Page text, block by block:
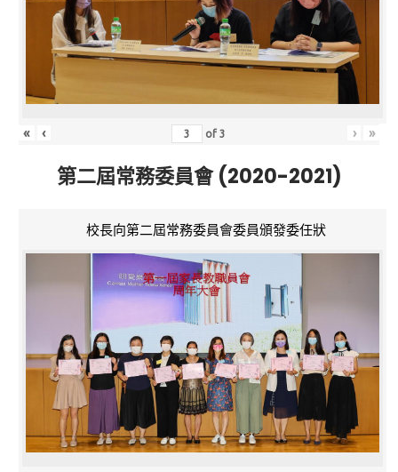
« ‹ of3 › »
第二屆常務委員會 (2020-2021)
校長向第二屆常務委員會委員頒發委任狀